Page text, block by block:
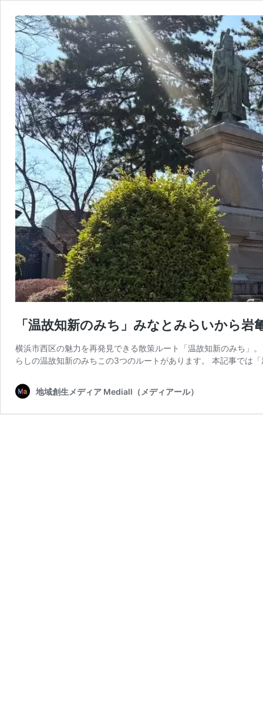
「温故知新のみち」みなとみらいから
横浜市西区の魅力を再発見できる散策ルート「温故知新のみち」
らしの温故知新のみちこの3つのルートがあります。 本記事では
地域創生メディア Mediall（メディアール）